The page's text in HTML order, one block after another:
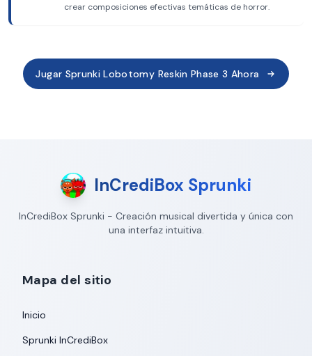
crear composiciones efectivas temáticas de horror.
Jugar Sprunki Lobotomy Reskin Phase 3 Ahora
InCrediBox Sprunki
InCrediBox Sprunki - Creación musical divertida y única con
una interfaz intuitiva.
Mapa del sitio
Inicio
Sprunki InCrediBox